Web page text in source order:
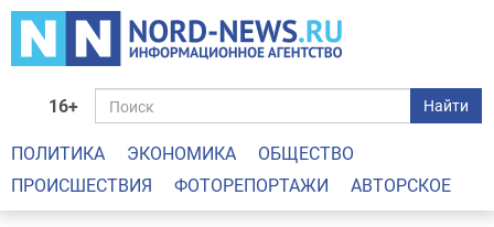
16+ Найти
ПОЛИТИКА ЭКОНОМИКА
ОБЩЕСТВО
ПРОИСШЕСТВИЯ
ФОТОРЕПОРТАЖИ АВТОРСКОЕ